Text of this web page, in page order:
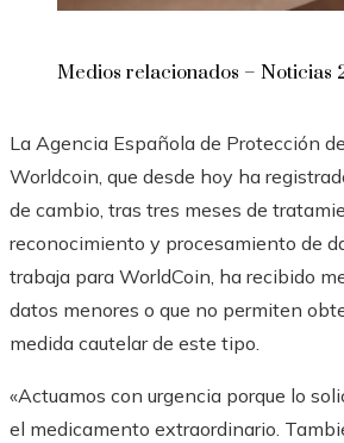
Medios relacionados – Noticias
La Agencia Española de Protección
Worldcoin, que desde hoy ha
de cambio, tras tres meses de
reconocimiento y procesamiento de
trabaja para WorldCoin, ha recibido
datos menores o que no permiten
medida cautelar de este tipo.
«Actuamos con urgencia porque lo
el medicamento extraordinario.